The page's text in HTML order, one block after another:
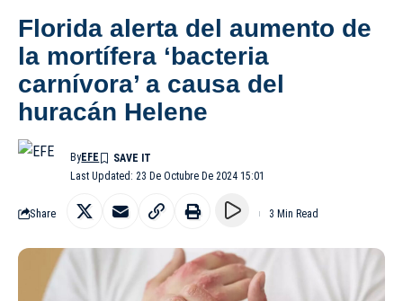
Florida alerta del aumento de
la mortífera ‘bacteria
carnívora’ a causa del
huracán Helene
Last Updated: 23 De Octubre De 2024 15:01
ByEFE
Share 3 Min Read